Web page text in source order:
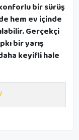
bir sürüş
hem ev içinde
Gerçekçi
bir yarış
keyifli hale